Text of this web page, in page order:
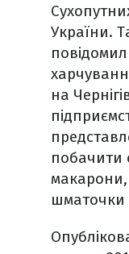
України.
на
побачити
макарони,
шматочки